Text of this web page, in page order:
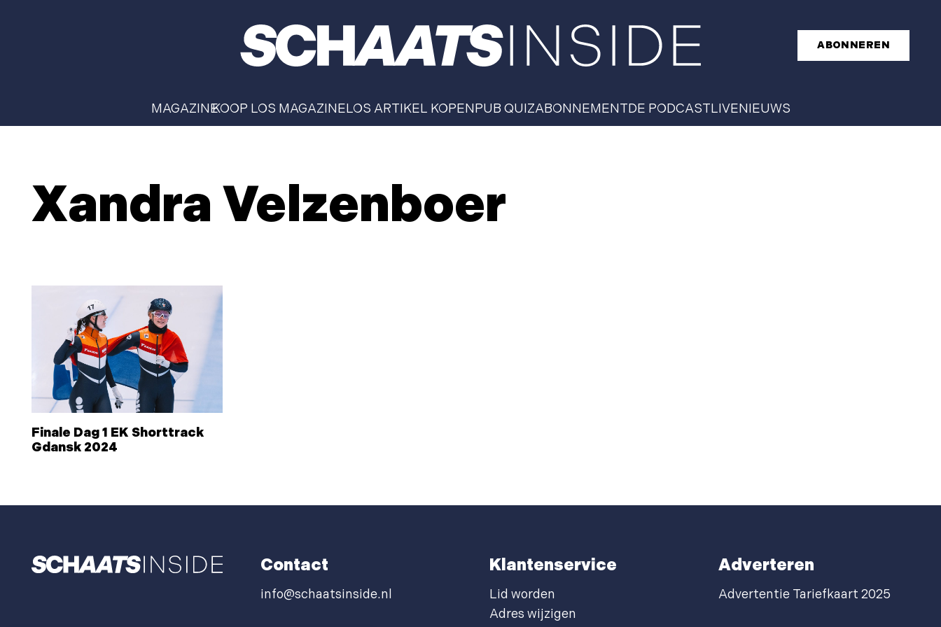
ABONNEREN
MAGAZINEKOOP LOS MAGAZINELOS ARTIKEL KOPENPUB QUIZABONNEMENTDE PODCASTLIVENIEUWS
Xandra Velzenboer
Finale Dag 1 EK Shorttrack
Gdansk 2024
Contact
info@schaatsinside.nl
Klantenservice
Lid worden
Adres wijzigen
Adverteren
Advertentie Tariefkaart 2025